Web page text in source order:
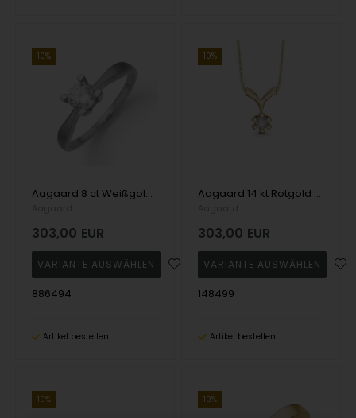
10%
Aagaard 8 ct Weißgold Eternity 4 Grab Diamantring
303,00 EUR
886494
Artikel bestellen
10%
Aagaard 14 kt Rotgold Eternity 6-fach Anhänger mit 1 x 0,05 - 1,00 ct Diamanten
303,00 EUR
148499
Artikel bestellen
10% 10%